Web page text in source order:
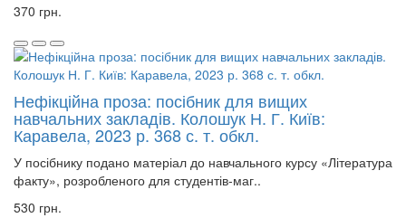
370 грн.
Нефікційна проза: посібник для вищих
навчальних закладів. Колошук Н. Г. Київ:
Каравела, 2023 р. 368 с. т. обкл.
У посібнику подано матеріал до навчального курсу «Література
факту», розробленого для студентів-маг..
530 грн.